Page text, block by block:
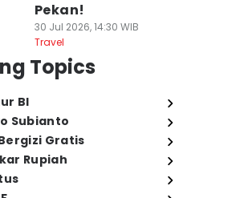
Pekan!
30 Jul 2026, 14:30 WIB
Travel
Topics
BI
Subianto
Gratis
Rupiah